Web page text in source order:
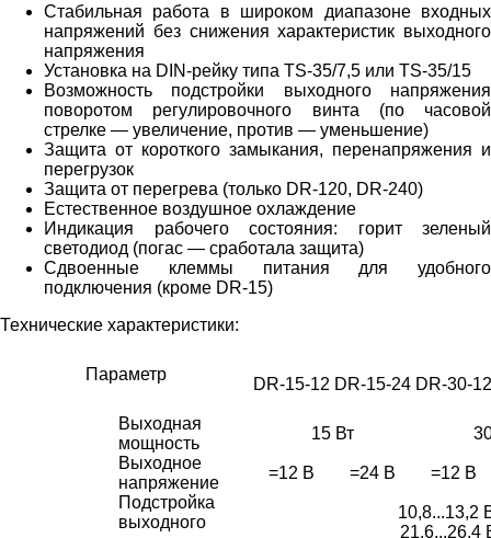
Стабильная работа в широком диапазоне входных
напряжений без снижения характеристик выходного
напряжения
Установка на DIN-рейку типа TS-35/7,5 или TS-35/15
Возможность подстройки выходного напряжения
поворотом регулировочного винта (по часовой
стрелке — увеличение, против — уменьшение)
Защита от короткого замыкания, перенапряжения и
перегрузок
Защита от перегрева (только DR-120, DR-240)
Естественное воздушное охлаждение
Индикация рабочего состояния: горит зеленый
светодиод (погас — сработала защита)
Сдвоенные клеммы питания для удобного
подключения (кроме DR-15)
Технические характеристики:
Параметр
DR-15-12 DR-15-24 DR-30-12
Выходная
мощность
15 Вт
Выходное
напряжение
=12 В =24 В
=12 В
Подстройка
выходного
10,8...13,2
21,6...26,4